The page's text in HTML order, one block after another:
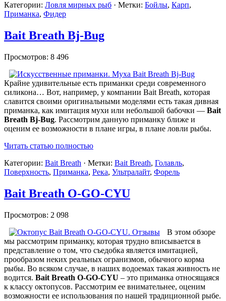
Категории: Ловля мирных рыб · Метки: Бойлы, Карп,
Приманка, Фидер
Bait Breath Bj-Bug
Просмотров: 8 496
Крайне удивительные есть приманки среди современного
силикона… Вот, например, у компании Bait Breath, которая
славится своими оригинальными моделями есть такая дивная
приманка, как имитация мухи или небольшой бабочки — Bait
Breath Bj-Bug. Рассмотрим данную приманку ближе и
оценим ее возможности в плане игры, в плане ловли рыбы.
Читать статью полностью
Категории: Bait Breath · Метки: Bait Breath, Голавль,
Поверхность, Приманка, Река, Ультралайт, Форель
Bait Breath O-GO-CYU
Просмотров: 2 098
В этом обзоре
мы рассмотрим приманку, которая трудно вписывается в
представление о том, что съедобка является имитацией,
прообразом неких реальных огранизмов, обычного корма
рыбы. Во всяком случае, в наших водоемах такая живность не
водится. Bait Breath O-GO-CYU – это приманка относящаяся
к классу октопусов. Рассмотрим ее внимательнее, оценим
возможности ее использования по нашей традиционной рыбе.